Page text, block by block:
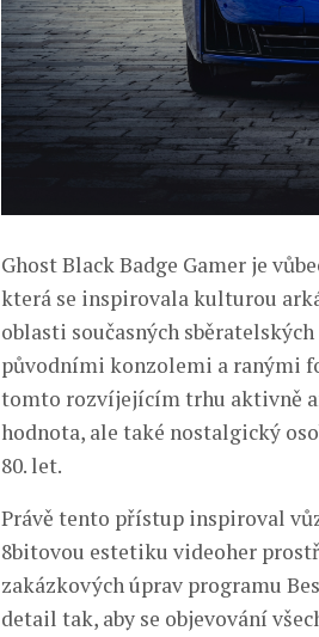
Ghost Black Badge Gamer je
která se inspirovala kulturou
oblasti současných
původními konzolemi a ranými
tomto rozvíjejícím trhu aktivně
hodnota, ale také nostalgický
80. let.
Právě tento přístup inspiroval
8bitovou estetiku videoher
zakázkových úprav programu
detail tak, aby se objevování